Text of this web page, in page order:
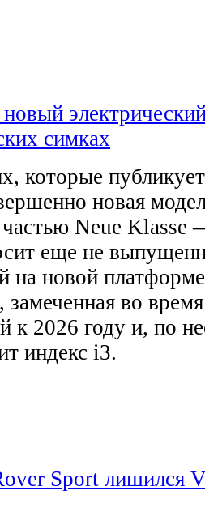
симках
которые
новая
частью Neue Klasse
еще не
на новой
замеченная во
к 2026 году и, по
индекс i3.
Sport лишился